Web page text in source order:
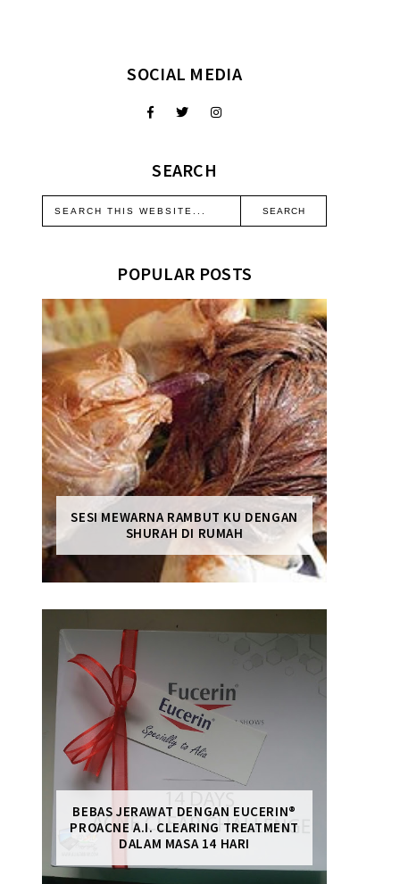
SOCIAL MEDIA
SEARCH
POPULAR POSTS
SESI MEWARNA RAMBUT KU DENGAN
SHURAH DI RUMAH
BEBAS JERAWAT DENGAN EUCERIN®
PROACNE A.I. CLEARING TREATMENT
DALAM MASA 14 HARI